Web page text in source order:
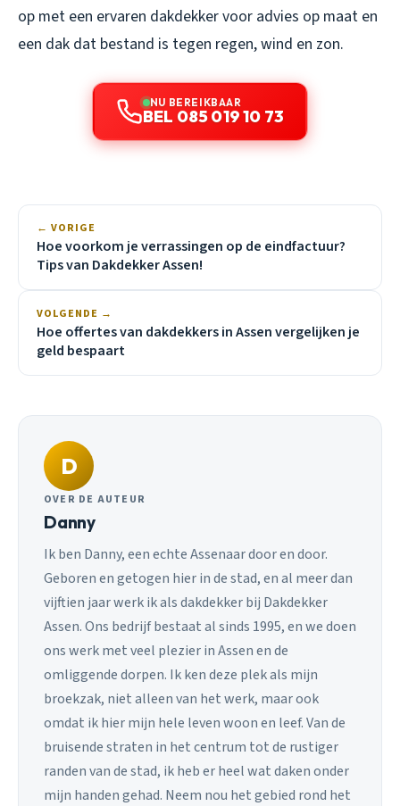
op met een ervaren dakdekker voor advies op maat en
een dak dat bestand is tegen regen, wind en zon.
NU BEREIKBAAR
BEL 085 019 10 73
← VORIGE
Hoe voorkom je verrassingen op de eindfactuur?
Tips van Dakdekker Assen!
VOLGENDE →
Hoe offertes van dakdekkers in Assen vergelijken je
geld bespaart
D
OVER DE AUTEUR
Danny
Ik ben Danny, een echte Assenaar door en door.
Geboren en getogen hier in de stad, en al meer dan
vijftien jaar werk ik als dakdekker bij Dakdekker
Assen. Ons bedrijf bestaat al sinds 1995, en we doen
ons werk met veel plezier in Assen en de
omliggende dorpen. Ik ken deze plek als mijn
broekzak, niet alleen van het werk, maar ook
omdat ik hier mijn hele leven woon en leef. Van de
bruisende straten in het centrum tot de rustiger
randen van de stad, ik heb er heel wat daken onder
mijn handen gehad. Neem nou het gebied rond het